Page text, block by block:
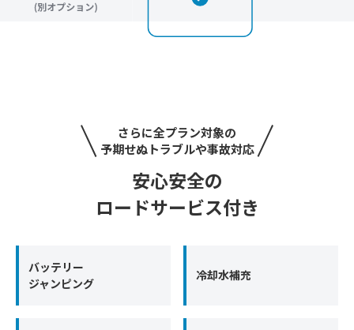
さらに全プラン対象の
予期せぬトラブルや事故対応
安心安全の
ロードサービス付き
バッテリー
ジャンピング
冷却水補充